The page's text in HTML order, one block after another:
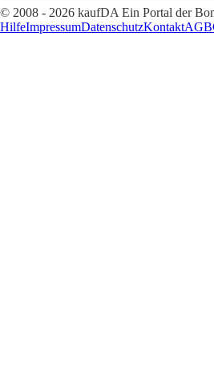
© 2008 - 2026 kaufDA Ein Portal der
HilfeImpressumDatenschutzKontaktAGB